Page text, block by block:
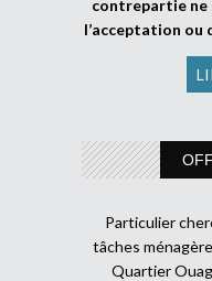
contrepartie ne
l’acceptation
Particulier
tâches
Quartier